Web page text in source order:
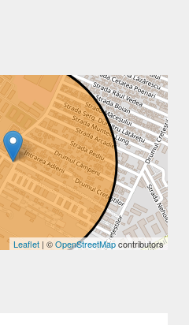
Leaflet | ©OpenStreetMapcontributors